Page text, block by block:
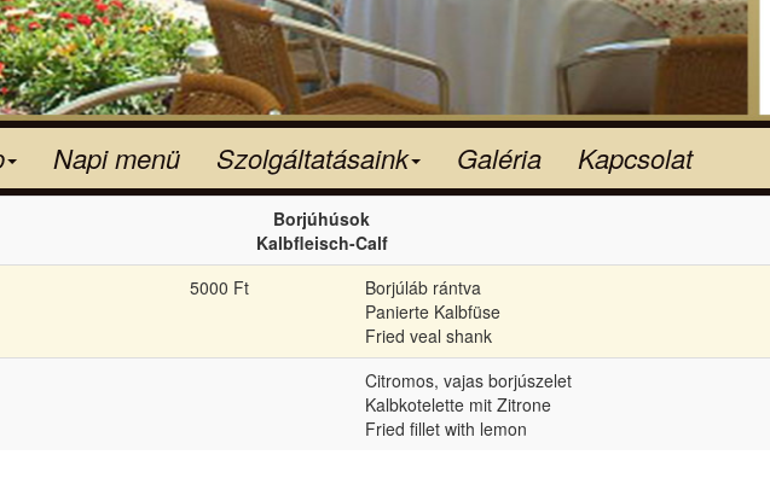
Napi menü Szolgáltatásaink Galéria Kapcsolat
Borjúhúsok
Kalbfleisch-Calf
5000 Ft
Borjúláb rántva
Panierte Kalbfüse
Fried veal shank
Citromos, vajas borjúszelet
Kalbkotelette mit Zitrone
Fried fillet with lemon